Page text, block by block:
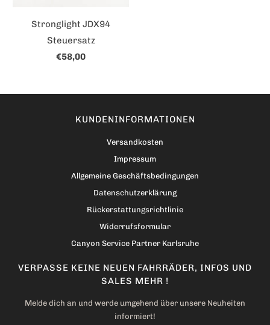
Stronglight JDX94
Steuersatz
€58,00
KUNDENINFORMATIONEN
Versandkosten
Impressum
Allgemeine Geschäftsbedingungen
Datenschutzerklärung
Rückerstattungsrichtlinie
Widerrufsformular
Canyon Service Partner Karlsruhe
VERPASSE KEINE NEUEN FAHRRÄDER, INFOS UND
SALES MEHR !
Melde dich an und werde umgehend über unsere Neuheiten
informiert!